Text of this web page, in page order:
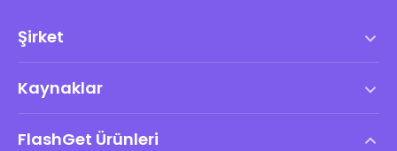
Şirket
DMCA Politikası
Kaynaklar
FlashGet Ürünleri